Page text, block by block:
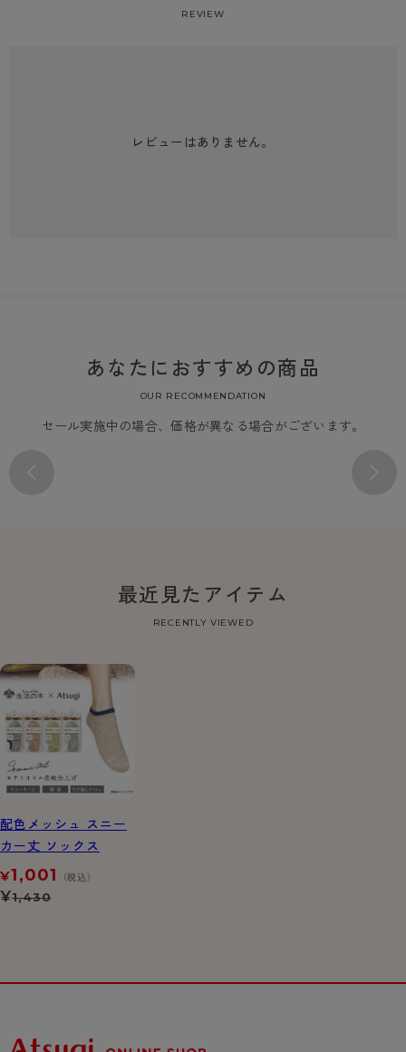
REVIEW
レビューはありません。
あなたにおすすめの商品
OUR RECOMMENDATION
セール実施中の場合、価格が異なる場合がございます。
最近見たアイテム
RECENTLY VIEWED
配色メッシュ スニー
カー丈 ソックス
¥1,001 （税込）
¥1,430